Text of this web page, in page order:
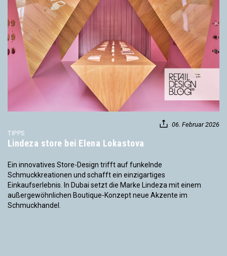
06. Februar 2026
TIPPS
Lindeza store bei Elena Lokastova
Ein innovatives Store-Design trifft auf funkelnde
Schmuckkreationen und schafft ein einzigartiges
Einkaufserlebnis. In Dubai setzt die Marke Lindeza mit einem
außergewöhnlichen Boutique-Konzept neue Akzente im
Schmuckhandel.